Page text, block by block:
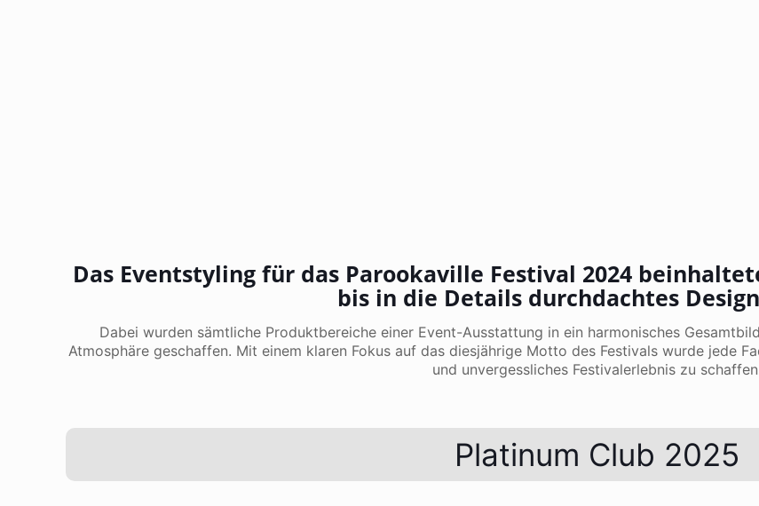
Das Eventstyling für das Parookaville Festival 2024
bis in die Details durchdachtes
Dabei wurden sämtliche Produktbereiche einer Event-Ausstattung in ein harmonisches
Atmosphäre geschaffen. Mit einem klaren Fokus auf das diesjährige Motto des Festivals wurde jede
und unvergessliches Festivalerlebnis zu
Platinum Club 2025